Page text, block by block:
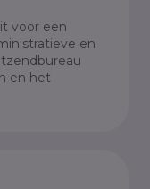
voor een
en
en het